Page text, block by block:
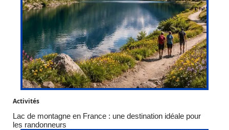
Activités
Lac de montagne en France : une destination idéale pour
les randonneurs